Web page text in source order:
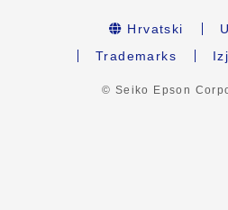
Hrvatski
Trademarks
© Seiko Epson